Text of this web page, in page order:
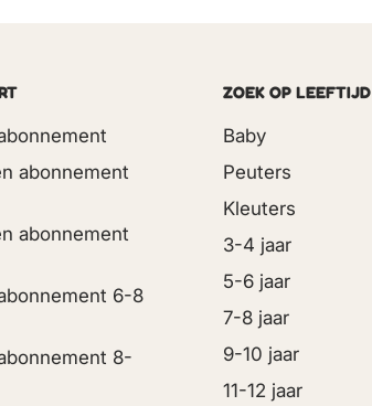
abonnement
abonnement
6-8
8-
ZOEK OP LEEFTIJD
Baby
Peuters
Kleuters
3-4 jaar
5-6 jaar
7-8 jaar
9-10 jaar
11-12 jaar